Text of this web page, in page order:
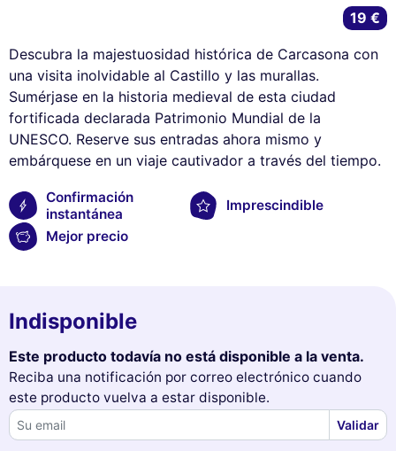
Descubra la majestuosidad histórica de Carcasona con
una visita inolvidable al Castillo y las murallas.
Sumérjase en la historia medieval de esta ciudad
fortificada declarada Patrimonio Mundial de la
UNESCO. Reserve sus entradas ahora mismo y
embárquese en un viaje cautivador a través del tiempo.
Confirmación
instantánea
Imprescindible
Mejor precio
19 €
Indisponible
Este producto todavía no está disponible a la venta.
Reciba una notificación por correo electrónico cuando
este producto vuelva a estar disponible.
Validar